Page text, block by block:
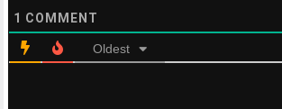
1 COMMENT
Oldest